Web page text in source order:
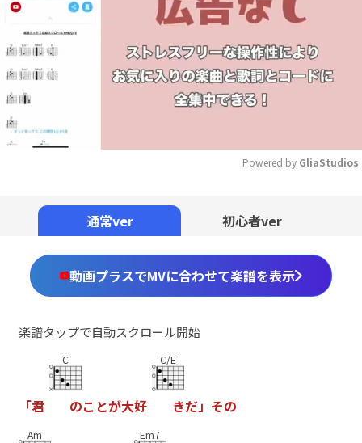
Powered by GliaStudios
通常ver 初心者ver
動画プラスでMVに合わせて楽譜を表示
楽譜タップで自動スクロール開始
「君
C
のこ とが大好
C/E
きだ」 その
Am Em7